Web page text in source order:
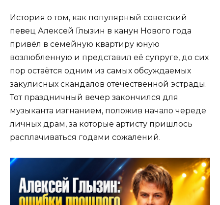
История о том, как популярный советский
певец Алексей Глызин в канун Нового года
привёл в семейную квартиру юную
возлюбленную и представил её супруге, до сих
пор остаётся одним из самых обсуждаемых
закулисных скандалов отечественной эстрады.
Тот праздничный вечер закончился для
музыканта изгнанием, положив начало череде
личных драм, за которые артисту пришлось
расплачиваться годами сожалений.